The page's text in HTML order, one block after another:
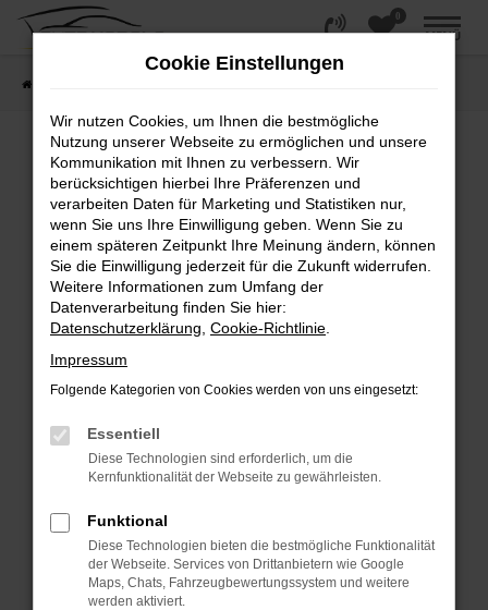
Zum
Hauptinhalt
0
MENÜ
Fehler: Network Error
Beim Laden ist ein Fehler aufgetreten.
Hier sind ein paar Tipps, die dir helfen können:
Überprüfe deine Firewall und deine
Internetverbindung.
Laden andere Webseiten, zum Beispiel deine
Suchmaschine?
Prüfe deine Browsererweiterungen.
können das Laden bestimmter Seiten
verhindern. Funktioniert die Seite in einem
Fenster?
Starte dein Gerät neu.
Das kann manchmal helfen, vorübergehende
Probleme zu beheben.
Cookie Einstellungen
Wir nutzen Cookies, um Ihnen die bestmögliche
Nutzung unserer Webseite zu ermöglichen und unsere
Kommunikation mit Ihnen zu verbessern. Wir
berücksichtigen hierbei Ihre Präferenzen und
verarbeiten Daten für Marketing und Statistiken nur,
wenn Sie uns Ihre Einwilligung geben. Wenn Sie zu
einem späteren Zeitpunkt Ihre Meinung ändern, können
Sie die Einwilligung jederzeit für die Zukunft widerrufen.
Weitere Informationen zum Umfang der
Datenverarbeitung finden Sie hier:
Datenschutzerklärung Cookie-Richtlinie
Impressum
Folgende Kategorien von Cookies werden von uns eingesetzt:
Essentiell
Diese Technologien sind erforderlich, um die
Kernfunktionalität der Webseite zu gewährleisten.
Funktional
Diese Technologien bieten die bestmögliche Funktionalität
der Webseite. Services von Drittanbietern wie Google
Maps, Chats, Fahrzeugbewertungssystem und weitere
werden aktiviert.